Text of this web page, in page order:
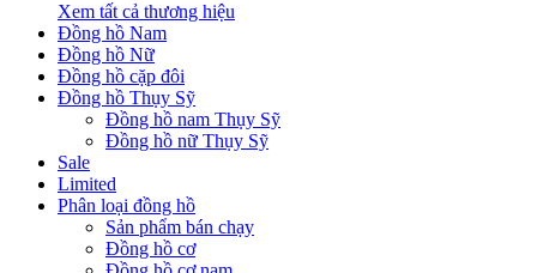
Xem tất cả thương hiệu
Đồng hồ Nam
Đồng hồ Nữ
Đồng hồ cặp đôi
Đồng hồ Thụy Sỹ
Đồng hồ nam Thụy Sỹ
Đồng hồ nữ Thụy Sỹ
Sale
Limited
Phân loại đồng hồ
Sản phẩm bán chạy
Đồng hồ cơ